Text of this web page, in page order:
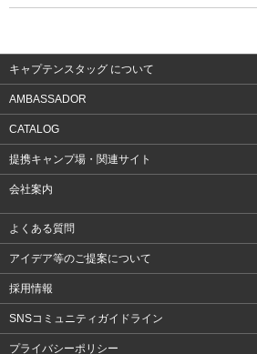
ウェア
キャプテンスタッグ について
AMBASSADOR
CATALOG
提携キャンプ場・関連サイト
会社案内
よくある質問
アイデア等のご提案について
採用情報
SNSコミュニティガイドライン
プライバシーポリシー